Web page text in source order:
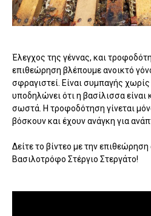
Έλεγχος της γέννας, και
επιθεώρηση βλέπουμε ανοικτό
σφραγιστεί. Είναι συμπαγής
υποδηλώνει ότι η βασίλισσα είναι
σωστά. Η τροφοδότηση γίνεται
βόσκουν και έχουν ανάγκη για
Δείτε το βίντεο με την
Βασιλοτρόφο Στέργιο Στεργάτο!